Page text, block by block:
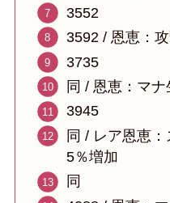
3552
3592 / 恩恵：
3735
同 / 恩恵：マ
3945
同 / レア恩恵
5％増加
同